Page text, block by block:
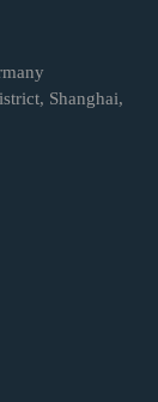
Shanghai,